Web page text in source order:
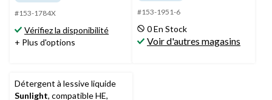
5.
37
évaluations
#153-1784X
Vérifiez la disponibilité
+ Plus d'options
5.
7
évaluations
#153-1951-6
0 En Stock
Voir d'autres magasins
Détergent à lessive liquide
Sunlight, compatible HE,